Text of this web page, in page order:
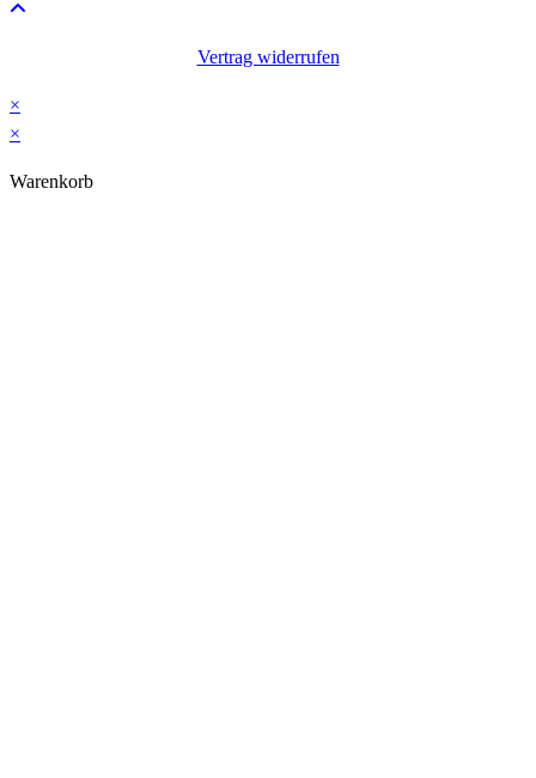
Vertrag widerrufen
×
×
Warenkorb